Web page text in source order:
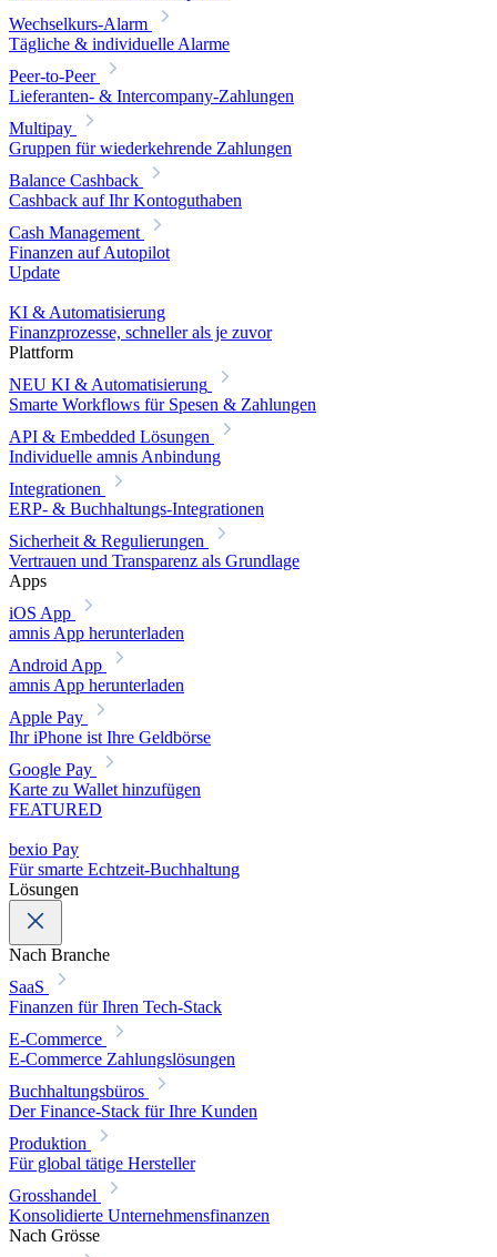
Wechselkurs-Alarm
Tägliche & individuelle Alarme
Peer-to-Peer
Lieferanten- & Intercompany-Zahlungen
Multipay
Gruppen für wiederkehrende Zahlungen
Balance Cashback
Cashback auf Ihr Kontoguthaben
Cash Management
Finanzen auf Autopilot
Update
KI & Automatisierung
Finanzprozesse, schneller als je zuvor
Plattform
NEU KI & Automatisierung
Smarte Workflows für Spesen & Zahlungen
API & Embedded Lösungen
Individuelle amnis Anbindung
Integrationen
ERP- & Buchhaltungs-Integrationen
Sicherheit & Regulierungen
Vertrauen und Transparenz als Grundlage
Apps
iOS App
amnis App herunterladen
Android App
amnis App herunterladen
Apple Pay
Ihr iPhone ist Ihre Geldbörse
Google Pay
Karte zu Wallet hinzufügen
FEATURED
bexio Pay
Für smarte Echtzeit-Buchhaltung
Lösungen
Nach Branche
SaaS
Finanzen für Ihren Tech-Stack
E-Commerce
E-Commerce Zahlungslösungen
Buchhaltungsbüros
Der Finance-Stack für Ihre Kunden
Produktion
Für global tätige Hersteller
Grosshandel
Konsolidierte Unternehmensfinanzen
Nach Grösse